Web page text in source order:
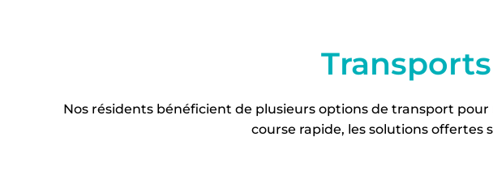
Nos résidents bénéficient de plusieurs options de transport
course rapide, les solutions offertes